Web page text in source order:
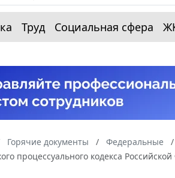
Труд Социальная сфера
Горячие документы Федеральные
процессуального кодекса